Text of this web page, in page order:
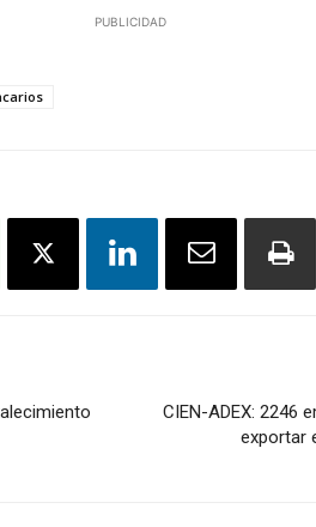
PUBLICIDAD
CIEN-ADEX: 2246
exportar